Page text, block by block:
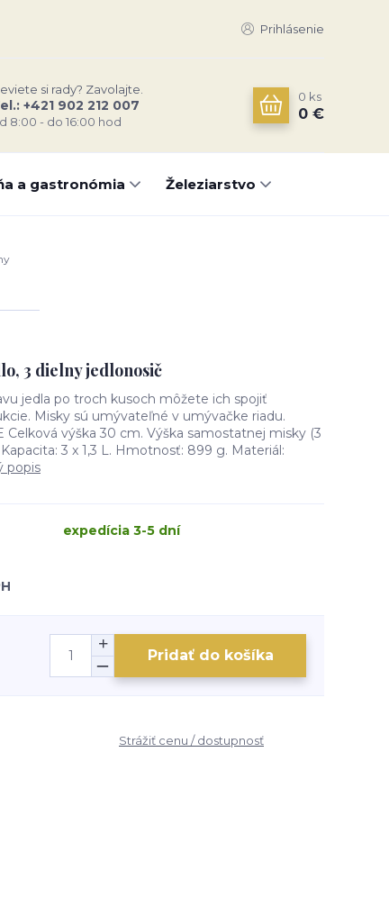
Prihlásenie
si rady? Zavolajte.
+421 902 212 007
8:00 - do 16:00 hod
0 ks
0 €
a gastronómia Železiarstvo
3 dielny jedlonosič
jedla po troch kusoch môžete ich spojiť
Misky sú umývateľné v umývačke riadu.
Celková výška 30 cm. Výška samostatnej misky (3
3 x 1,3 L. Hmotnosť: 899 g. Materiál:
popis
expedícia 3-5 dní
Pridať do košíka
Strážiť cenu / dostupnosť